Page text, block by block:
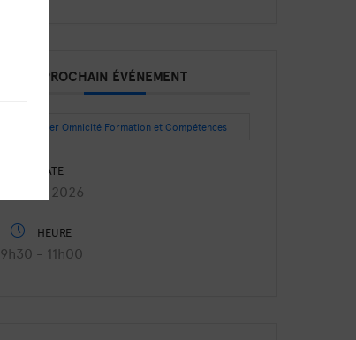
PROCHAIN ÉVÉNEMENT
Intégrer Omnicité Formation et Compétences
DATE
Août 27 2026
HEURE
9h30 - 11h00